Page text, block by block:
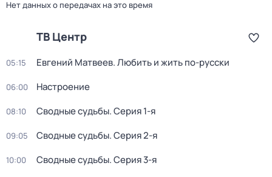
Нет данных о передачах на это время
ТВ Центр
05:15 Евгений Матвеев. Любить и жить по-русски
06:00 Настроение
08:10 Сводные судьбы. Серия 1-я
09:05 Сводные судьбы. Серия 2-я
10:00 Сводные судьбы. Серия 3-я